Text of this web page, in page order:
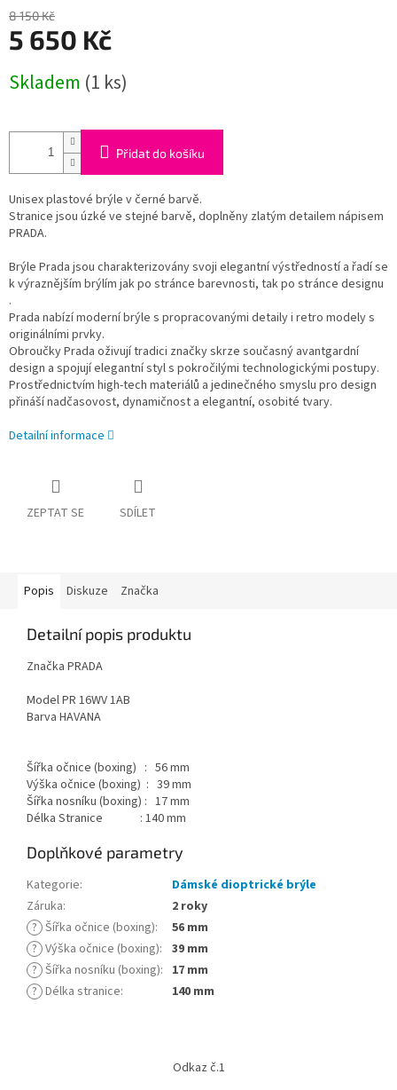
8 150 Kč
5 650 Kč
cena:
Skladem (1 ks)
Přidat do košíku
Unisex plastové brýle v černé barvě.
Stranice jsou úzké ve stejné barvě, doplněny zlatým detailem nápisem
PRADA.
Brýle Prada jsou charakterizovány svoji elegantní výstředností a řadí se
k výraznějším brýlím jak po stránce barevnosti, tak po stránce designu
.
Prada nabízí moderní brýle s propracovanými detaily i retro modely s
originálními prvky.
Obroučky Prada oživují tradici značky skrze současný avantgardní
design a spojují elegantní styl s pokročilými technologickými postupy.
Prostřednictvím high-tech materiálů a jedinečného smyslu pro design
přináší nadčasovost, dynamičnost a elegantní, osobité tvary.
Detailní informace
ZEPTAT SE SDÍLET
Popis Diskuze Značka
Detailní popis produktu
Značka PRADA
Model PR 16WV 1AB
Barva HAVANA
Šířka očnice (boxing) : 56 mm
Výška očnice (boxing) : 39 mm
Šířka nosníku (boxing) : 17 mm
Délka Stranice : 140 mm
Doplňkové parametry
Kategorie:
Dámské dioptrické brýle
Záruka:
2 roky
? Šířka očnice (boxing):
56 mm
? Výška očnice (boxing): 39 mm
? Šířka nosníku (boxing): 17 mm
? Délka stranice: 140 mm
Odkaz č.1